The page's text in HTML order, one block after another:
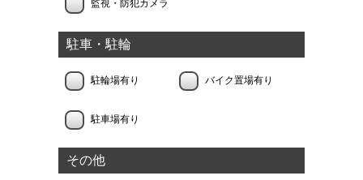
監視・防犯カメラ
駐車・駐輪
駐輪場有り バイク置場有り
駐車場有り
その他